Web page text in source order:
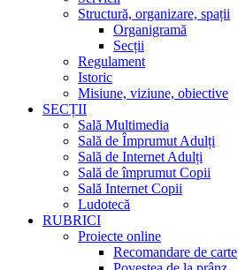
Structură, organizare, spații
Organigramă
Secții
Regulament
Istoric
Misiune, viziune, obiective
SECȚII
Sală Multimedia
Sală de Împrumut Adulți
Sală de Internet Adulți
Sală de împrumut Copii
Sală Internet Copii
Ludotecă
RUBRICI
Proiecte online
Recomandare de carte